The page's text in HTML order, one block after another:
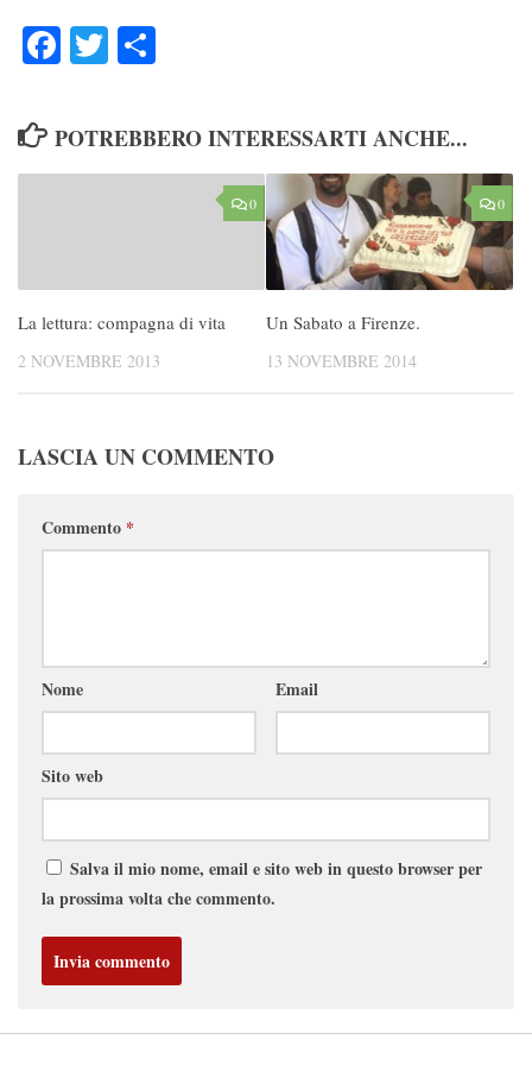
FacebookTwitter
POTREBBERO INTERESSARTI ANCHE...
0
La lettura: compagna di vita
2 NOVEMBRE 2013
0
Un Sabato a Firenze.
13 NOVEMBRE 2014
LASCIA UN COMMENTO
Commento *
Nome Email
Sito web
Salva il mio nome, email e sito web in questo browser per
la prossima volta che commento.